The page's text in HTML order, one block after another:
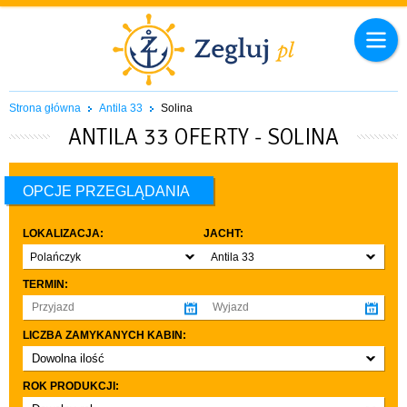
Strona główna Antila 33 Solina
ANTILA 33 OFERTY - SOLINA
OPCJE PRZEGLĄDANIA
LOKALIZACJA:
Polańczyk
JACHT:
Antila 33
TERMIN:
LICZBA ZAMYKANYCH KABIN:
Dowolna ilość
co najmniej 1
co najmniej 2
ROK PRODUKCJI: